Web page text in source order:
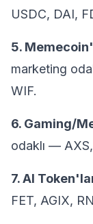
USDC, DAI,
5.
marketing
WIF.
6. Gaming/
odaklı —
7. AI
FET, AGIX,